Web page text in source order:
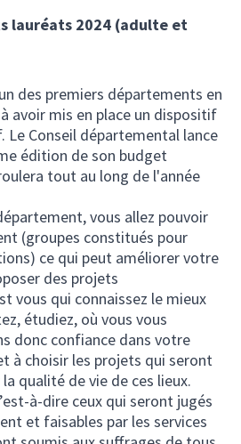
lauréats 2024 (adulte et
des premiers départements en
à avoir mis en place un dispositif
Conseil départemental lance
édition de son budget
tout au long de l'année
vous allez pouvoir
(groupes constitués pour
ce qui peut améliorer votre
des projets
vous qui connaissez le mieux
étudiez, où vous vous
donc confiance dans votre
à choisir les projets qui seront
qualité de vie de ces lieux.
à-dire ceux qui seront jugés
et faisables par les services